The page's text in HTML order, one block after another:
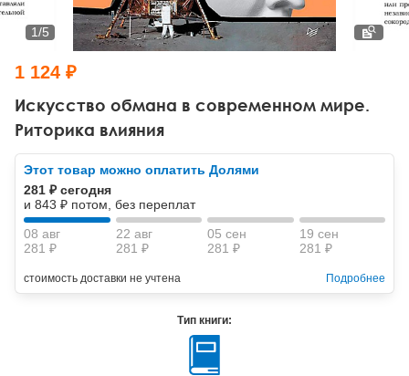
Тревожные расстройства, панические атаки
Психодрама
Другие направления психотерапии
Классический, эриксоновский гипноз и НЛП
НЛП
Психология труда и эргономика
Социальная психология
Социальная и организационная психология
Классический и юнгианский психоанализ
Искусство обмана в современном мире.
Риторика влияния
1/5
1 124 ₽
Этот товар можно оплатить Долями
281 ₽ сегодня
и 843 ₽ потом, без переплат
08 авг
281 ₽
22 авг
281 ₽
05 сен
281 ₽
19 сен
281 ₽
стоимость доставки не учтена Подробнее
Тип книги: